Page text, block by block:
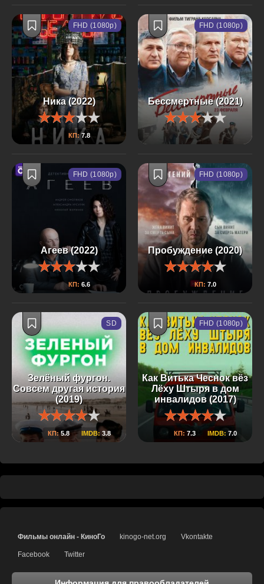
Ника (2022)
КП:7.8
FHD (1080p)
Бессмертные (2021)
FHD (1080p)
Агеев (2022)
КП: 6.6
FHD (1080p)
Пробуждение (2020)
КП: 7.0
FHD (1080p)
Зелёный фургон.
Совсем другая история
(2019)
КП:5.8 IMDB: 3.8
SD
Как Витька Чеснок вёз
Лёху Штыря в дом
инвалидов (2017)
КП: 7.3 IMDB: 7.0
FHD (1080p)
Фильмы онлайн - КиноГо kinogo-net.org Vkontakte
Facebook Twitter